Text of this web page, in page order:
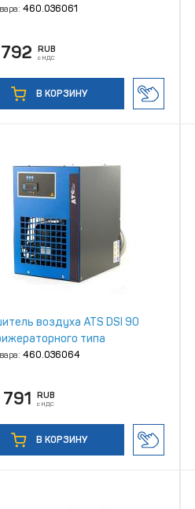
460.036061
RUB
с НДС
В КОРЗИНУ
воздуха ATS DSI 90
типа
460.036064
791 RUB
с НДС
В КОРЗИНУ